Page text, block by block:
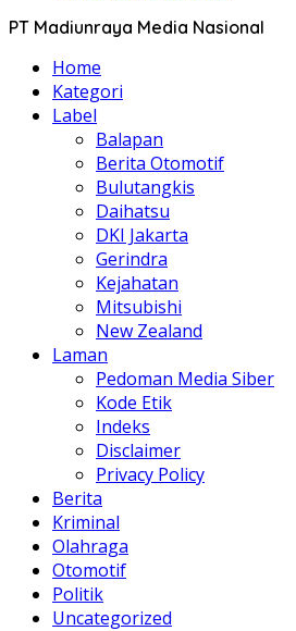
PT Madiunraya Media Nasional
Home
Kategori
Label
Balapan
Berita Otomotif
Bulutangkis
Daihatsu
DKI Jakarta
Gerindra
Kejahatan
Mitsubishi
New Zealand
Laman
Pedoman Media Siber
Kode Etik
Indeks
Disclaimer
Privacy Policy
Berita
Kriminal
Olahraga
Otomotif
Politik
Uncategorized